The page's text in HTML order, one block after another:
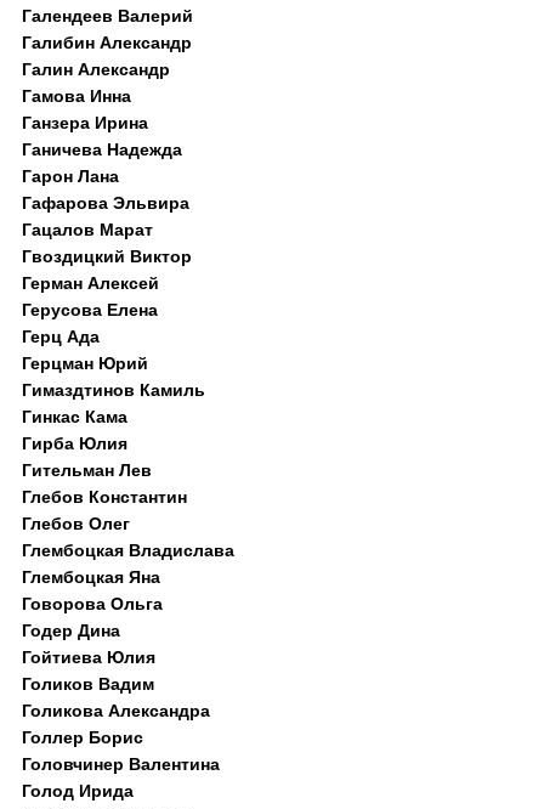
Галендеев Валерий
Галибин Александр
Галин Александр
Гамова Инна
Ганзера Ирина
Ганичева Надежда
Гарон Лана
Гафарова Эльвира
Гацалов Марат
Гвоздицкий Виктор
Герман Алексей
Герусова Елена
Герц Ада
Герцман Юрий
Гимаздтинов Камиль
Гинкас Кама
Гирба Юлия
Гительман Лев
Глебов Константин
Глебов Олег
Глембоцкая Владислава
Глембоцкая Яна
Говорова Ольга
Годер Дина
Гойтиева Юлия
Голиков Вадим
Голикова Александра
Голлер Борис
Головчинер Валентина
Голод Ирида